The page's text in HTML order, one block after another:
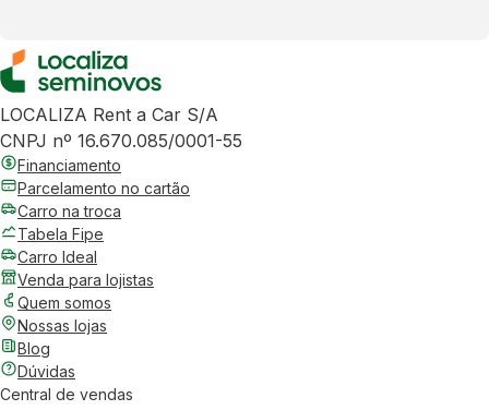
LOCALIZA Rent a Car S/A
CNPJ nº 16.670.085/0001-55
Financiamento
Parcelamento no cartão
Carro na troca
Tabela Fipe
Carro Ideal
Venda para lojistas
Quem somos
Nossas lojas
Blog
Dúvidas
Central de vendas